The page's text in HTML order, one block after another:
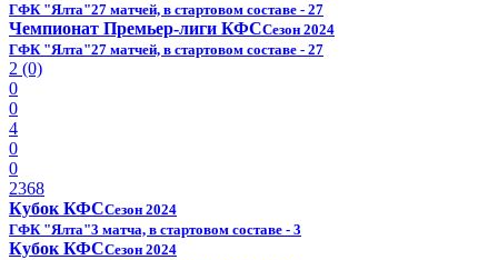
ГФК "Ялта"27 матчей, в стартовом составе - 27
Чемпионат Премьер-лиги КФССезон 2024
ГФК "Ялта"27 матчей, в стартовом составе - 27
2 (0)
0
0
4
0
0
2368
Кубок КФССезон 2024
ГФК "Ялта"3 матча, в стартовом составе - 3
Кубок КФССезон 2024